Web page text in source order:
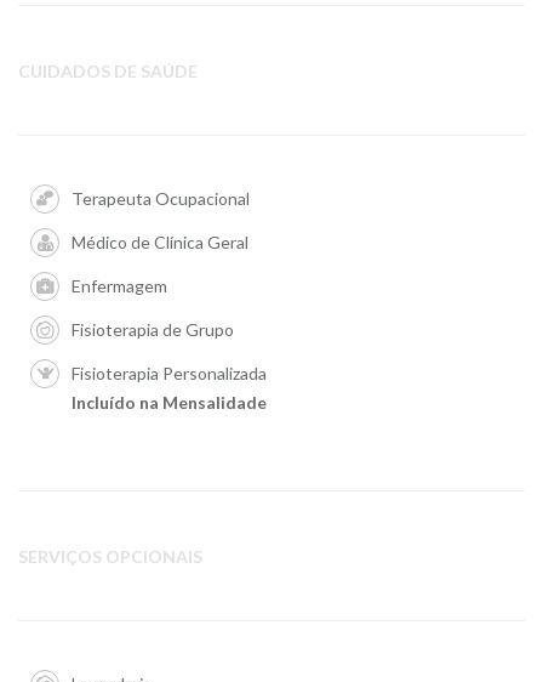
CUIDADOS DE SAÚDE
Terapeuta Ocupacional
Médico de Clínica Geral
Enfermagem
Fisioterapia de Grupo
Fisioterapia Personalizada
Incluído na Mensalidade
SERVIÇOS OPCIONAIS